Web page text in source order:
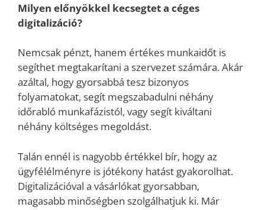
Milyen előnyökkel kecsegtet a céges
digitalizáció?
Nemcsak pénzt, hanem értékes munkaidőt is
segíthet megtakarítani a szervezet számára. Akár
azáltal, hogy gyorsabbá tesz bizonyos
folyamatokat, segít megszabadulni néhány
időrabló munkafázistól, vagy segít kiváltani
néhány költséges megoldást.
Talán ennél is nagyobb értékkel bír, hogy az
ügyfélélményre is jótékony hatást gyakorolhat.
Digitalizációval a vásárlókat gyorsabban,
magasabb minőségben szolgálhatjuk ki. Már